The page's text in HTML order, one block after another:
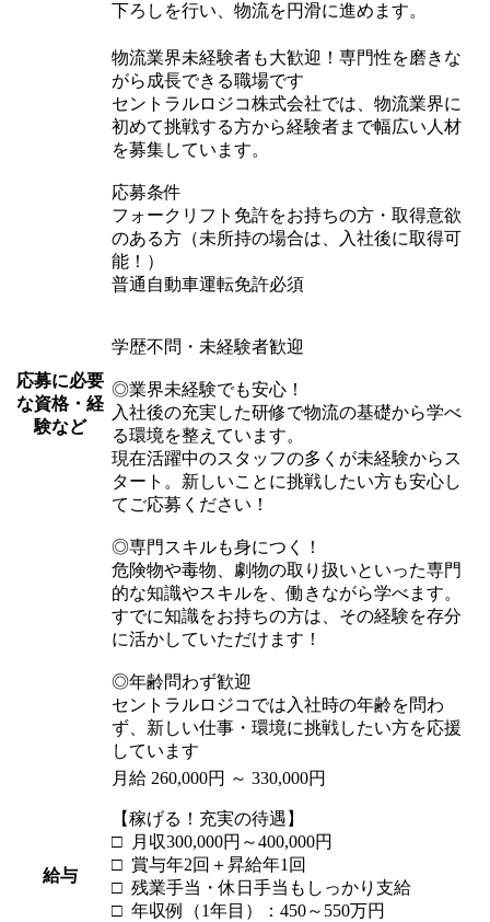
下ろしを行い、物流を円滑に進めます。
応募に必要
な資格・経
験など
物流業界未経験者も大歓迎！専門性を磨きな
がら成長できる職場です
セントラルロジコ株式会社では、物流業界に
初めて挑戦する方から経験者まで幅広い人材
を募集しています。
応募条件
フォークリフト免許をお持ちの方・取得意欲
のある方（未所持の場合は、入社後に取得可
能！）
普通自動車運転免許必須
学歴不問・未経験者歓迎
◎業界未経験でも安心！
入社後の充実した研修で物流の基礎から学べ
る環境を整えています。
現在活躍中のスタッフの多くが未経験からス
タート。新しいことに挑戦したい方も安心し
てご応募ください！
◎専門スキルも身につく！
危険物や毒物、劇物の取り扱いといった専門
的な知識やスキルを、働きながら学べます。
すでに知識をお持ちの方は、その経験を存分
に活かしていただけます！
◎年齢問わず歓迎
セントラルロジコでは入社時の年齢を問わ
ず、新しい仕事・環境に挑戦したい方を応援
しています
給与
月給 260,000円 ～ 330,000円
【稼げる！充実の待遇】
□ 月収300,000円～400,000円
□ 賞与年2回＋昇給年1回
□ 残業手当・休日手当もしっかり支給
□ 年収例（1年目）：450～550万円